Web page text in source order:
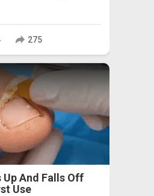
275
Up And Falls Off
Use